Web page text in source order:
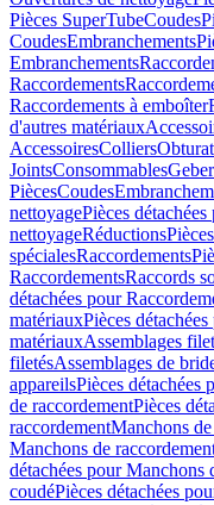
Pièces SuperTubeCoudes
CoudesEmbranchements
Embranchements
Raccordements
Raccordements à emboîter
d'autres matériaux
AccessoiresColliers
JointsConsommables
PiècesCoudes
nettoyagePièces
nettoyageRéductions
spécialesRaccordements
RaccordementsRaccords
détachées pour
matériauxPièces
matériauxAssemblages
filetésAssemblages de
appareilsPièces détachées
de raccordementPièces
raccordementManchons
Manchons de
détachées pour Manchons
coudéPièces détachées